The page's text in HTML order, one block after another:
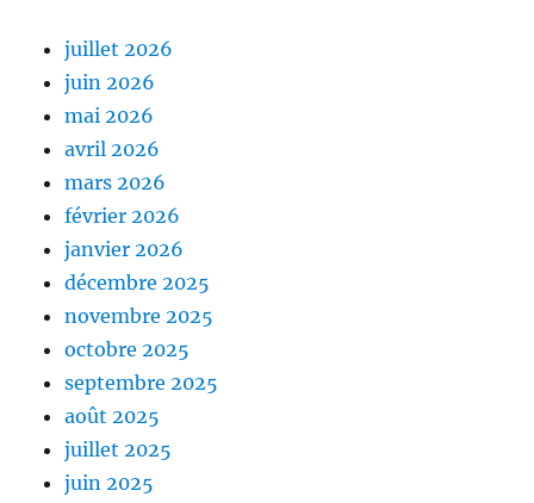
juillet 2026
juin 2026
mai 2026
avril 2026
mars 2026
février 2026
janvier 2026
décembre 2025
novembre 2025
octobre 2025
septembre 2025
août 2025
juillet 2025
juin 2025